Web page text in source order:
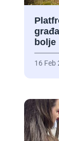
bolje
16 Feb